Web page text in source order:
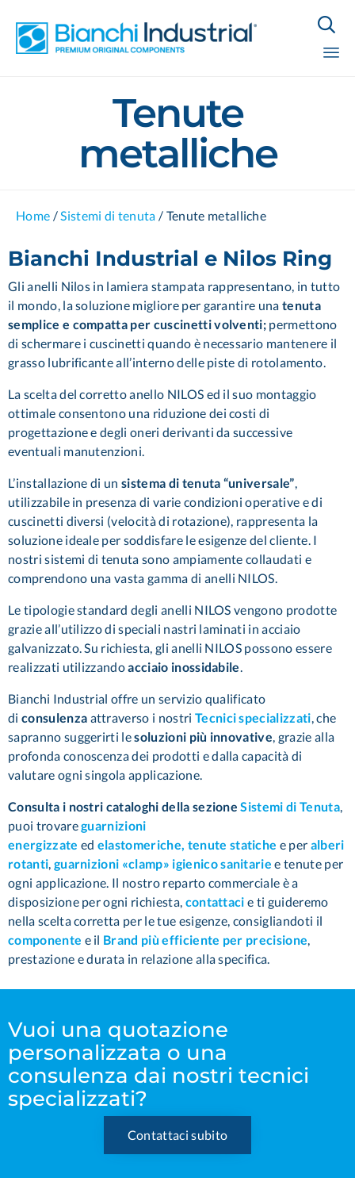

Tenute
metalliche
Home /Sistemi di tenuta / Tenute metalliche
Bianchi Industrial e Nilos Ring
Gli anelli Nilos in lamiera stampata rappresentano, in tutto
il mondo, la soluzione migliore per garantire unatenuta
semplice e compatta per cuscinetti volventi; permettono
di schermare i cuscinetti quando è necessario mantenere il
grasso lubrificante all’interno delle piste di rotolamento.
La scelta del corretto anello NILOS ed il suo montaggio
ottimale consentono una riduzione dei costi di
progettazione e degli oneri derivanti da successive
eventuali manutenzioni.
L’installazione di unsistema di tenuta “universale”,
utilizzabile in presenza di varie condizioni operative e di
cuscinetti diversi (velocità di rotazione), rappresenta la
soluzione ideale per soddisfare le esigenze del cliente. I
nostri sistemi di tenuta sono ampiamente collaudati e
comprendono una vasta gamma di anelli NILOS.
Le tipologie standard degli anelli NILOS vengono prodotte
grazie all’utilizzo di speciali nastri laminati in acciaio
galvanizzato. Su richiesta, gli anelli NILOS possono essere
realizzati utilizzandoacciaio inossidabile.
Bianchi Industrial offre un servizio qualificato
di consulenza attraverso i nostri Tecnici specializzati,che
sapranno suggerirti lesoluzioni più innovative, grazie alla
profonda conoscenza dei prodotti e dalla capacità di
valutare ogni singola applicazione.
Consulta i nostri cataloghi della sezioneSistemi di Tenuta,
puoi trovareguarnizioni
energizzate ed elastomeriche, tenute statiche e per alberi
rotanti, guarnizioni «clamp» igienico sanitarie e tenute per
ogni applicazione. Il nostro reparto commerciale è a
disposizione per ogni richiesta, contattaci e ti guideremo
nella scelta corretta per le tue esigenze, consigliandoti il
componente e il Brand più efficiente per precisione,
prestazione e durata in relazione alla specifica.
Vuoi una quotazione
personalizzata o una
consulenza dai nostri tecnici
specializzati?
Contattaci subito